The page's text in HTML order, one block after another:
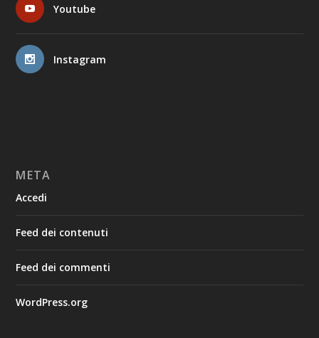
Youtube
Instagram
META
Accedi
Feed dei contenuti
Feed dei commenti
WordPress.org